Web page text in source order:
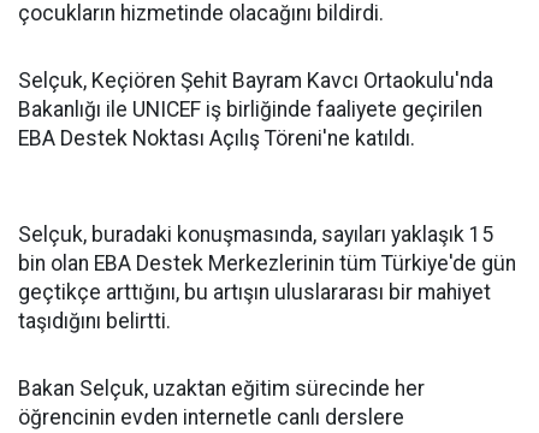
çocukların hizmetinde olacağını bildirdi.
Selçuk, Keçiören Şehit Bayram Kavcı Ortaokulu'nda
Bakanlığı ile UNICEF iş birliğinde faaliyete geçirilen
EBA Destek Noktası Açılış Töreni'ne katıldı.
Selçuk, buradaki konuşmasında, sayıları yaklaşık 15
bin olan EBA Destek Merkezlerinin tüm Türkiye'de gün
geçtikçe arttığını, bu artışın uluslararası bir mahiyet
taşıdığını belirtti.
Bakan Selçuk, uzaktan eğitim sürecinde her
öğrencinin evden internetle canlı derslere